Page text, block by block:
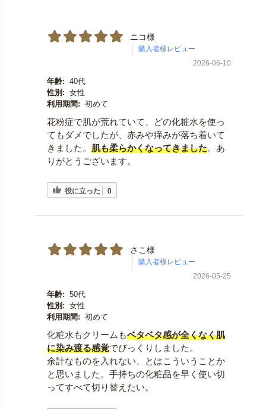
ニコ様
2026-06-10
年齢: 40代
性別: 女性
利用期間: 初めて
花粉症で肌が荒れていて、どの化粧水を使っ
てもダメでしたが、赤みや痒みが落ち着いて
きました。 肌も柔らかくなってきました。あ
りがとうございます。
役に立った 0
さこ様
2026-05-25
年齢: 50代
性別: 女性
利用期間: 初めて
化粧水もクリームもベタベタ感が全くなく肌
に染み渡る感覚でびっくりしました。
余計なものを入れない、とはこういうことか
と思いました。手持ちの化粧品を早く使い切
ってすべて切り替えたい。